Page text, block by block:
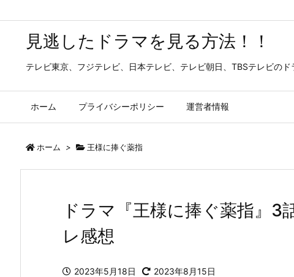
見逃したドラマを見る方法！！
テレビ東京、フジテレビ、日本テレビ、テレビ朝日、TBSテレビの
ホーム プライバシーポリシー 運営者情報
ホーム > 王様に捧ぐ薬指
ドラマ『王様に捧ぐ薬指』
レ感想
2023年5月18日 2023年8月15日